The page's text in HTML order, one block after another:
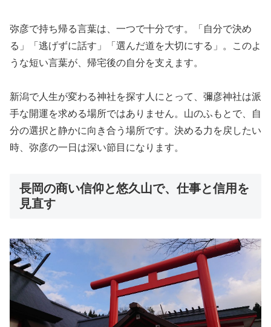
弥彦で持ち帰る言葉は、一つで十分です。「自分で決め
る」「逃げずに話す」「選んだ道を大切にする」。このよ
うな短い言葉が、帰宅後の自分を支えます。
新潟で人生が変わる神社を探す人にとって、彌彦神社は派
手な開運を求める場所ではありません。山のふもとで、自
分の選択と静かに向き合う場所です。決める力を戻したい
時、弥彦の一日は深い節目になります。
長岡の商い信仰と悠久山で、仕事と信用を
見直す